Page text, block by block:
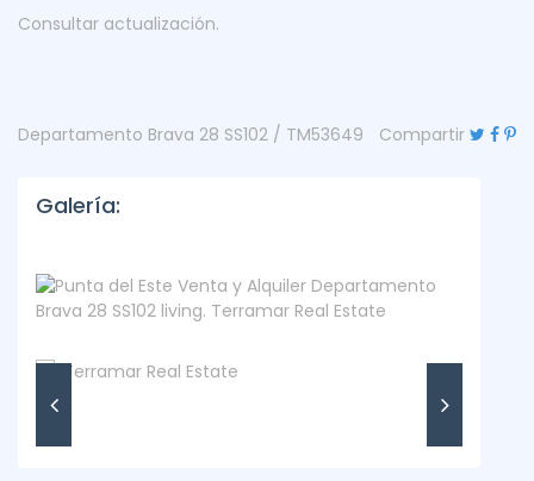
Consultar actualización.
Departamento Brava 28 SS102 / TM53649 Compartir
Galería: